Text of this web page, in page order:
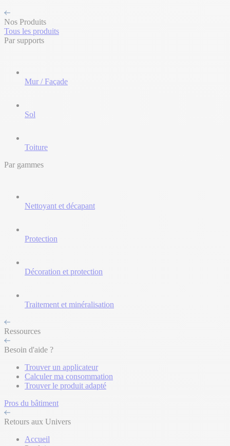
Nos Produits
Tous les produits
Par supports
Mur / Façade
Sol
Toiture
Par gammes
Nettoyant et décapant
Protection
Décoration et protection
Traitement et minéralisation
Ressources
Besoin d'aide ?
Trouver un applicateur
Calculer ma consommation
Trouver le produit adapté
Pros du bâtiment
Retours aux Univers
Accueil